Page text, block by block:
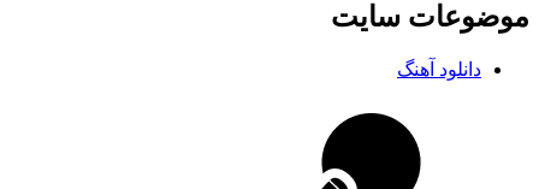
سایت
دانلود آهنگ